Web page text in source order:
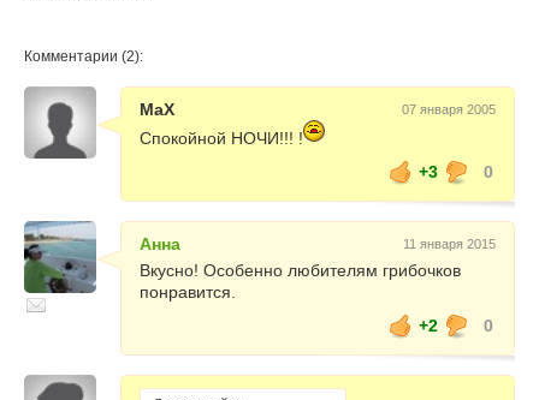
Комментарии (2):
MaX 07 января 2005
Спокойной НОЧИ!!! !
+3
0
Анна 11 января 2015
Вкусно! Особенно любителям грибочков
понравится.
+2
0